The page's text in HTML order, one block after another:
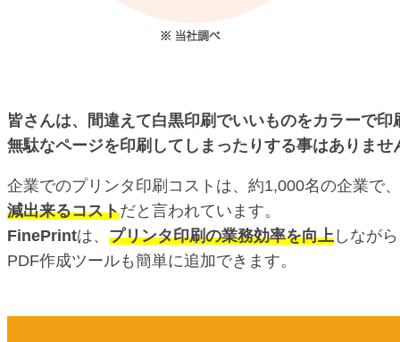
皆さんは、間違えて白黒印刷でいいものをカラーで
無駄なページを印刷してしまったりする事はありませ
企業でのプリンタ印刷コストは、約1,000名の企業で
減出来るコストだと言われています。
FinePrintは、 プリンタ印刷の業務効率を向上 しなが
PDF作成ツールも簡単に追加できます。